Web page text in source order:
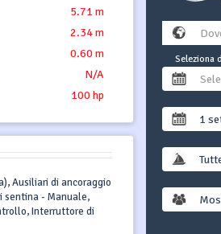
5.71 m
2.34 m
0.60 m
N/A
100 hp
Ausiliari di ancoraggio
sentina - Manuale,
Interruttore di
Seleziona
1